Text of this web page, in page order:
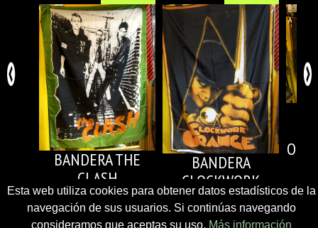
BANDERA THE
CLASH
BANDERA
CLOCKWORK
ORANGE (ALEX)
Esta web utiliza cookies para obtener datos estadísticos de la
navegación de sus usuarios. Si continúas navegando
consideramos que aceptas su uso. Más información